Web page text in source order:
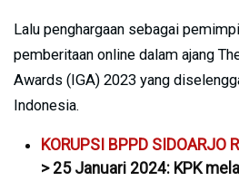
Lalu penghargaan sebagai
pemberitaan online dalam ajang
Awards (IGA) 2023 yang
Indonesia.
KORUPSI BPPD SIDOARJO
> 25 Januari 2024: KPK